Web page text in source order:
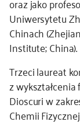
Uniwersytetu
Chinach
Institute; China).
Trzeci laureat
z
Dioscuri w
Chemii